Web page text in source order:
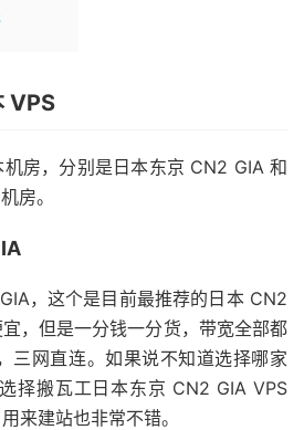
VPS
房，分别是日本东京 CN2 GIA 和
房。
，这个是目前最推荐的日本 CN2
，但是一分钱一分货，带宽全部都
三网直连。如果说不知道选择哪家
择搬瓦工日本东京 CN2 GIA VPS
来建站也非常不错。